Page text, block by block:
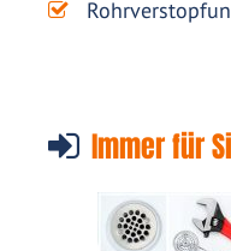
Immer für